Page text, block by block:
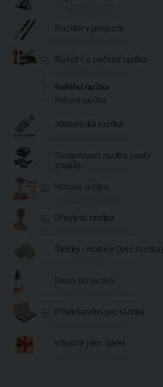
Razítka v propisce
Reliéfní a pečetní razítka
Reliéfní razítka
Pečetní razítka
Alfabetická razítka
Sestavovací razítka (sady
znaků)
Hotová razítka
Dřevěná razítka
Štočky - matrice (bez razítka)
Barvy do razítek
Příslušenství pro razítka
Vhodné jako dárek